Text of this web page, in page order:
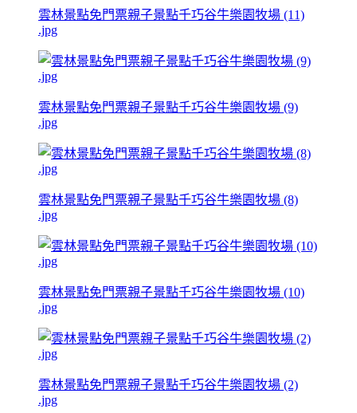
雲林景點免門票親子景點千巧谷牛樂園牧場 (11)
.jpg
雲林景點免門票親子景點千巧谷牛樂園牧場 (9)
.jpg
雲林景點免門票親子景點千巧谷牛樂園牧場 (8)
.jpg
雲林景點免門票親子景點千巧谷牛樂園牧場 (10)
.jpg
雲林景點免門票親子景點千巧谷牛樂園牧場 (2)
.jpg